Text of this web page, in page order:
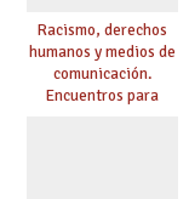
Racismo, derechos
humanos y medios de
comunicación.
Encuentros para